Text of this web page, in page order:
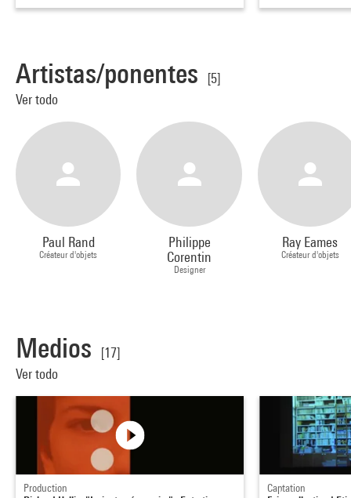
Artistas/ponentes
[5]
Ver todo
Paul Rand
Créateur d'objets
Philippe
Corentin
Designer
Ray Eames
Créateur d'objets
Medios
[17]
Ver todo
Production Captation